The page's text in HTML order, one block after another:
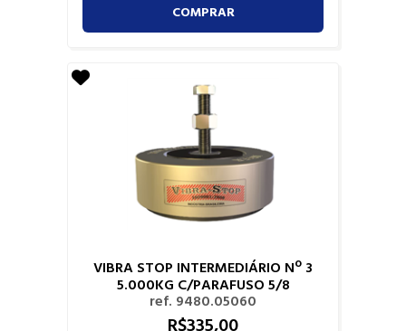
COMPRAR
VIBRA STOP INTERMEDIÁRIO Nº 3
5.000KG C/PARAFUSO 5/8
ref. 9480.05060
R$335,00